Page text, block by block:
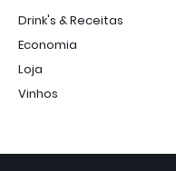
Drink's & Receitas
Economia
Loja
Vinhos